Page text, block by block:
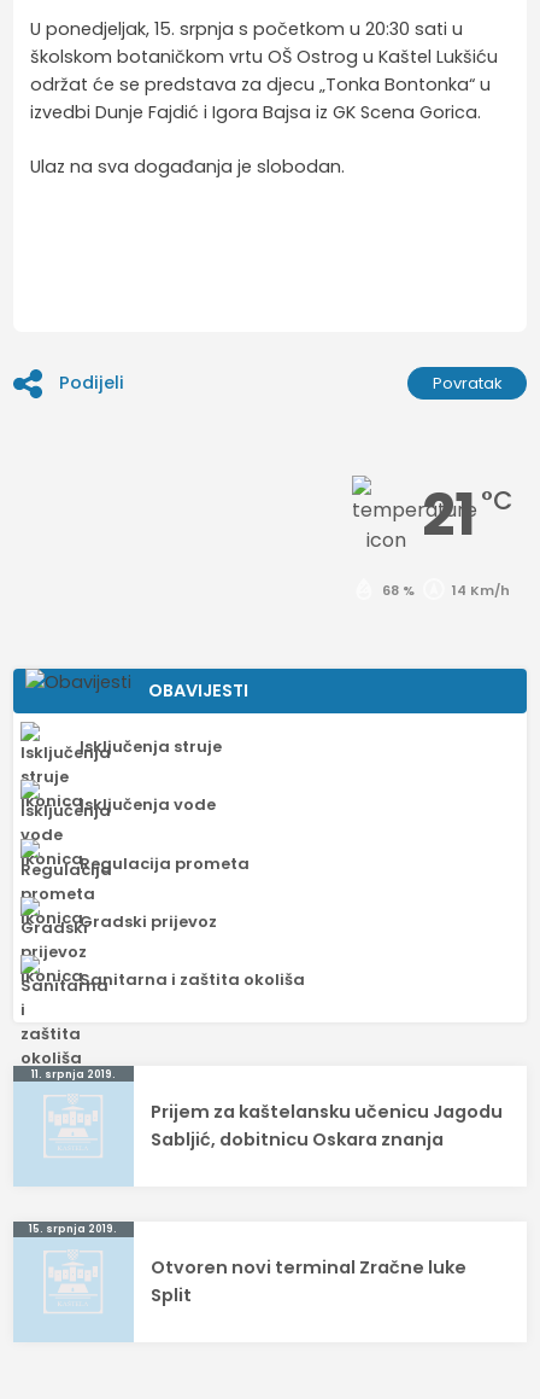
U ponedjeljak, 15. srpnja s početkom u 20:30 sati u
školskom botaničkom vrtu OŠ Ostrog u Kaštel Lukšiću
održat će se predstava za djecu „Tonka Bontonka“ u
izvedbi Dunje Fajdić i Igora Bajsa iz GK Scena Gorica.
Ulaz na sva događanja je slobodan.
Podijeli Povratak
21°C
68 % 14 Km/h
OBAVIJESTI
Isključenja struje
Isključenja vode
Regulacija prometa
Gradski prijevoz
Sanitarna i zaštita okoliša
Navigacija
objava
11. srpnja 2019.
Prijem za kaštelansku učenicu Jagodu
Sabljić, dobitnicu Oskara znanja
15. srpnja 2019.
Otvoren novi terminal Zračne luke
Split